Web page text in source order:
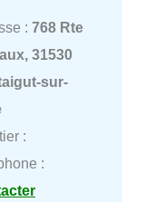
: 768 Rte
31530
sur-
:
: